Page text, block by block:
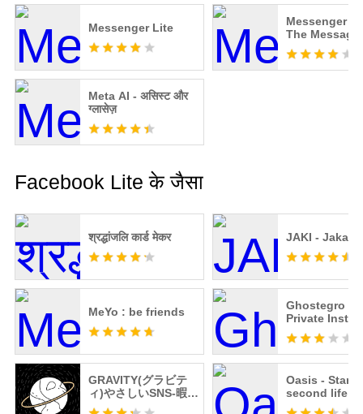
Messenger Lite
Messenger
The
Meta AI - असिस्ट और
ग्लासेज़
Facebook Lite के जैसा
श्रद्धांजलि कार्ड मेकर JAKI -
MeYo : be friends
Ghostegro -
Private
Accounts
GRAVITY(グラビテ
ィ)やさしいSNS-暇つ
ぶしチャット
Oasis - Start
second life